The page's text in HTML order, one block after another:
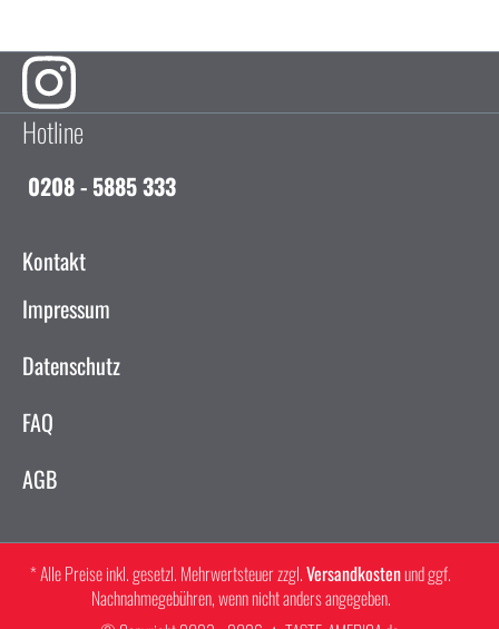
Hotline
0208 - 5885 333
Kontakt
Impressum
Datenschutz
FAQ
AGB
* Alle Preise inkl. gesetzl. Mehrwertsteuer zzgl.Versandkostenund ggf.
Nachnahmegebühren, wenn nicht anders angegeben.